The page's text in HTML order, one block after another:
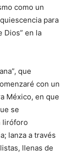
como un
para
Dios” en la
que
con un
México, en que
se
liróforo
lanza a través
llenas de